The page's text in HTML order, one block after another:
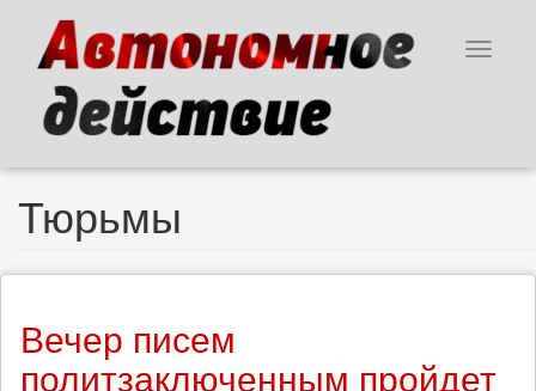
основному
содержанию
Toggle
Тюрьмы
Вечер писем
политзаключенным пройдет